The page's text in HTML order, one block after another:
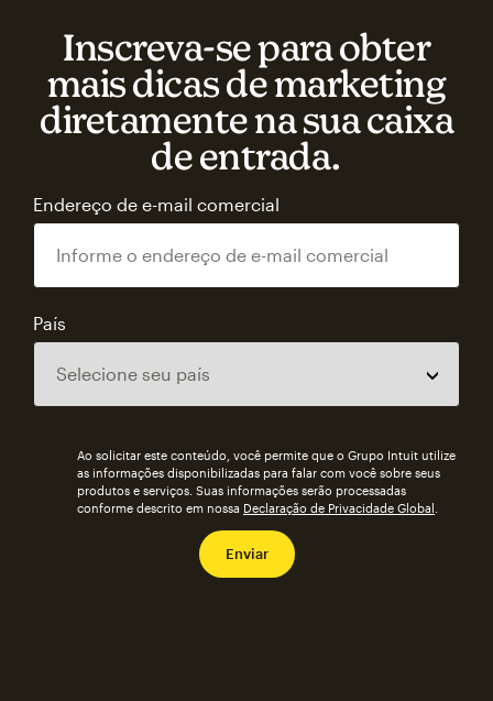
Inscreva‑se para obter
mais dicas de marketing
diretamente na sua caixa
de entrada.
Endereço de e-mail comercial
País
Ao solicitar este conteúdo, você permite que o Grupo Intuit utilize
as informações disponibilizadas para falar com você sobre seus
produtos e serviços. Suas informações serão processadas
conforme descrito em nossa Declaração de Privacidade Global